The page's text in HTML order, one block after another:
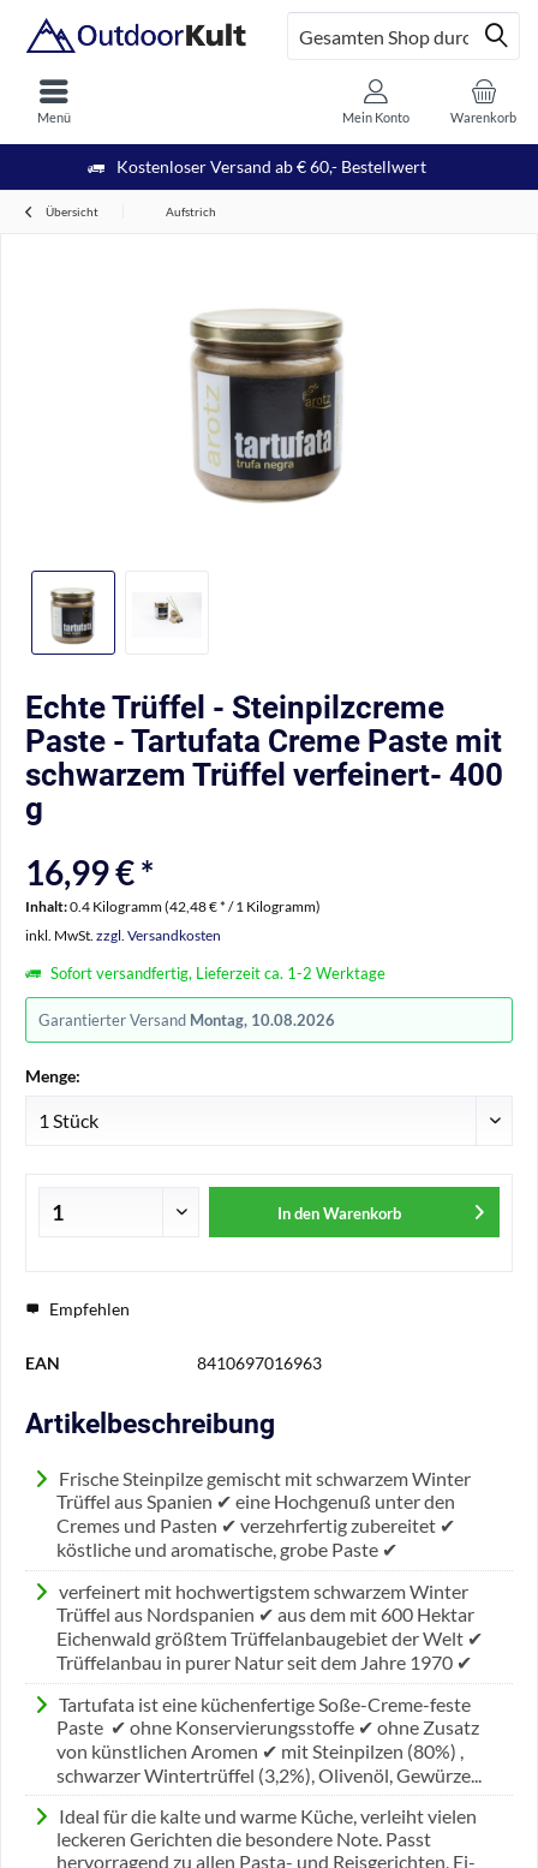
Kostenloser Versand ab € 60,- Bestellwert
Menü Warenkorb
Mein Konto
Übersicht Aufstrich
Echte Trüffel - Steinpilzcreme
Paste - Tartufata Creme Paste mit
schwarzem Trüffel verfeinert- 400
g
16,99 € *
Inhalt:0.4 Kilogramm (42,48 € * / 1 Kilogramm)
inkl. MwSt. zzgl. Versandkosten
Sofort versandfertig, Lieferzeit ca. 1-2 Werktage
Garantierter Versand Montag, 10.08.2026
Menge:
In den Warenkorb
Empfehlen
EAN 8410697016963
Artikelbeschreibung
Frische Steinpilze gemischt mit schwarzem Winter
Trüffel aus Spanien ✔ eine Hochgenuß unter den
Cremes und Pasten ✔ verzehrfertig zubereitet ✔
köstliche und aromatische, grobe Paste ✔
verfeinert mit hochwertigstem schwarzem Winter
Trüffel aus Nordspanien ✔ aus dem mit 600 Hektar
Eichenwald größtem Trüffelanbaugebiet der Welt ✔
Trüffelanbau in purer Natur seit dem Jahre 1970 ✔
Tartufata ist eine küchenfertige Soße-Creme-feste
Paste ✔ ohne Konservierungsstoffe ✔ ohne Zusatz
von künstlichen Aromen ✔ mit Steinpilzen (80%) ,
schwarzer Wintertrüffel (3,2%), Olivenöl, Gewürze...
Ideal für die kalte und warme Küche, verleiht vielen
leckeren Gerichten die besondere Note. Passt
hervorragend zu allen Pasta- und Reisgerichten, Ei-